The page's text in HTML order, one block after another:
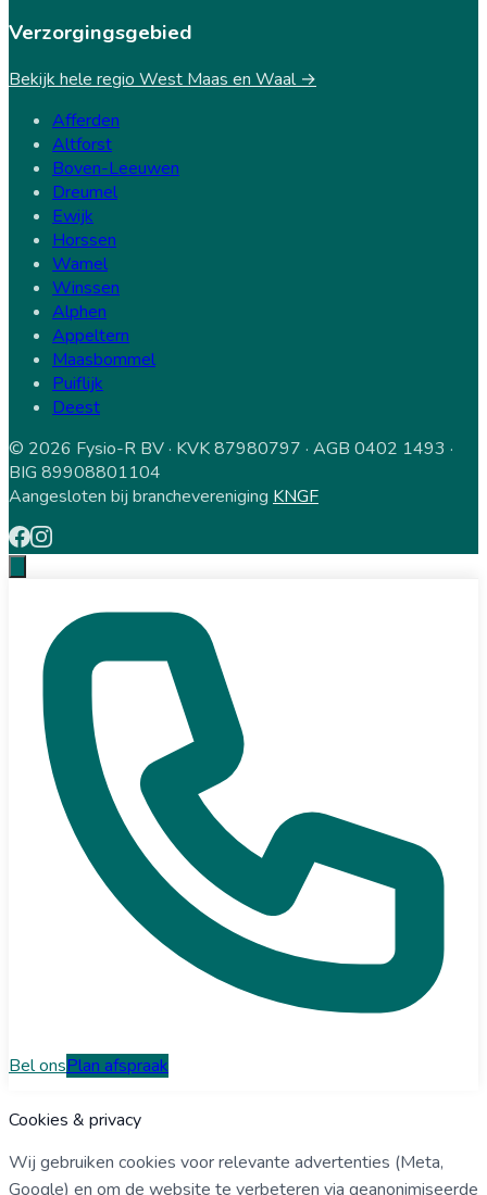
Verzorgingsgebied
Bekijk hele regio West Maas en Waal →
Afferden
Altforst
Boven-Leeuwen
Dreumel
Ewijk
Horssen
Wamel
Winssen
Alphen
Appeltern
Maasbommel
Puiflijk
Deest
© 2026 Fysio-R BV · KVK 87980797 · AGB 0402 1493 ·
BIG 89908801104
Aangesloten bij branchevereniging KNGF
Bel onsPlan afspraak
Cookies & privacy
Wij gebruiken cookies voor relevante advertenties (Meta,
Google) en om de website te verbeteren via geanonimiseerde